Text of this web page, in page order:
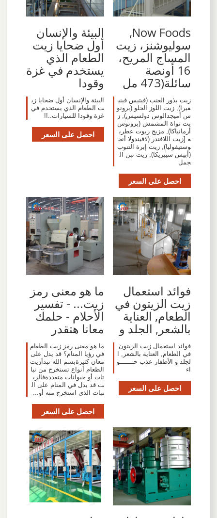
Now Foods,
سوليوشنز، زيت
المساج المريح،
16 أونصة
سائلة(473 مل
زيت بذور العنب (فيتيس فيني
فيرا), زيت اللوز الحلو (برونو
س أميجدالوس دولسيس), ز
يت نواة المشمش (برونوس
أرمانياكا), مزيج زيوت عطري
ة [زيت اللافندر (لافيندولا أنج
وستيفوليا), زيت إبرة التنوب
(أبيس سيبريكا), زيت تبن ال
جمل
احصل على السعر
البيئة والإنسان
أول ضحايا زيت
الطعام الذي
يستخدم في غزة
وقودا
البيئة والإنسان أول ضحايا زي
ت الطعام الذي يستخدم في
غزة وقودا للسيارات..!!
احصل على السعر
فوائد استعمال
زيت الزيتون في
الطعام, العناية
بالشعر, الجلد و
فوائد استعمال زيت الزيتون
في الطعام, العناية بالشعر, ا
لجلد و الأظفار عذب حـــــــو
اء
احصل على السعر
ما هو معنى رمز
زيت... - تفسير
الأحلام - حلمك
معانا هتقدر
ما هو معنى رمز زيت الطعام
في رؤيا المنام؟ قد يدل على
معان كثيرةبسم الله نبدأزيت
الطعام أنواع تستخرج من نبا
تات أو حيوانات متعددةفالزي
ت قد يدل في المنام على ال
نبات الذي استخرج منه أو...
احصل على السعر